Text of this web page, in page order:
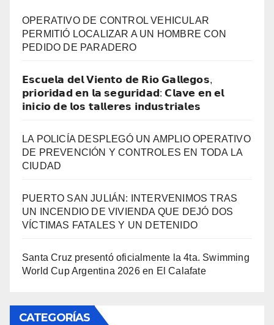
OPERATIVO DE CONTROL VEHICULAR
PERMITIÓ LOCALIZAR A UN HOMBRE CON
PEDIDO DE PARADERO
𝗘𝘀𝗰𝘂𝗲𝗹𝗮 𝗱𝗲𝗹 𝗩𝗶𝗲𝗻𝘁𝗼 𝗱𝗲 𝗥𝗶𝗼 𝗚𝗮𝗹𝗹𝗲𝗴𝗼𝘀,
𝗽𝗿𝗶𝗼𝗿𝗶𝗱𝗮𝗱 𝗲𝗻 𝗹𝗮 𝘀𝗲𝗴𝘂𝗿𝗶𝗱𝗮𝗱: 𝗖𝗹𝗮𝘃𝗲 𝗲𝗻 𝗲𝗹
𝗶𝗻𝗶𝗰𝗶𝗼 𝗱𝗲 𝗹𝗼𝘀 𝘁𝗮𝗹𝗹𝗲𝗿𝗲𝘀 𝗶𝗻𝗱𝘂𝘀𝘁𝗿𝗶𝗮𝗹𝗲𝘀
LA POLICÍA DESPLEGÓ UN AMPLIO OPERATIVO
DE PREVENCIÓN Y CONTROLES EN TODA LA
CIUDAD
PUERTO SAN JULIÁN: INTERVENIMOS TRAS
UN INCENDIO DE VIVIENDA QUE DEJÓ DOS
VÍCTIMAS FATALES Y UN DETENIDO
Santa Cruz presentó oficialmente la 4ta. Swimming
World Cup Argentina 2026 en El Calafate
CATEGORÍAS